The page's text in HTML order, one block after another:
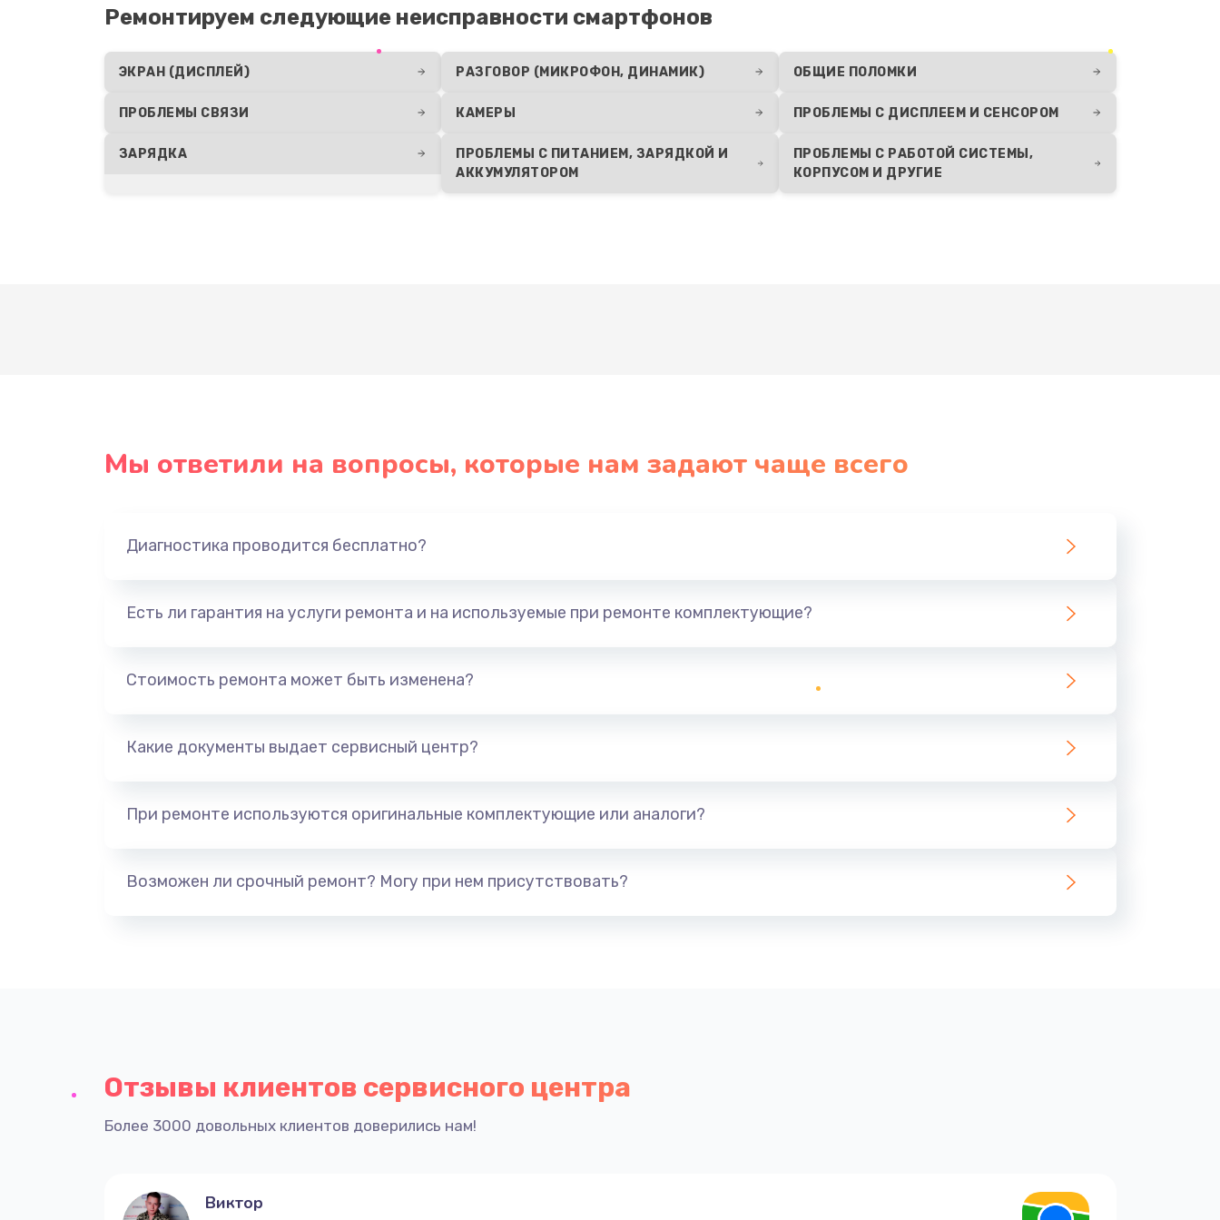
Ремонтируем следующие неисправности смартфонов
ЭКРАН (ДИСПЛЕЙ) РАЗГОВОР (МИКРОФОН, ДИНАМИК) ОБЩИЕ ПОЛОМКИ
ПРОБЛЕМЫ СВЯЗИ КАМЕРЫ ПРОБЛЕМЫ С ДИСПЛЕЕМ И СЕНСОРОМ
ЗАРЯДКА
ПРОБЛЕМЫ С ПИТАНИЕМ, ЗАРЯДКОЙ И
АККУМУЛЯТОРОМ
ПРОБЛЕМЫ С РАБОТОЙ СИСТЕМЫ,
КОРПУСОМ И ДРУГИЕ
Мы ответили на вопросы, которые нам задают чаще всего
Диагностика проводится бесплатно?
Есть ли гарантия на услуги ремонта и на используемые при ремонте комплектующие?
Стоимость ремонта может быть изменена?
Какие документы выдает сервисный центр?
При ремонте используются оригинальные комплектующие или аналоги?
Возможен ли срочный ремонт? Могу при нем присутствовать?
Отзывы клиентов сервисного центра
Более 3000 довольных клиентов доверились нам!
Виктор